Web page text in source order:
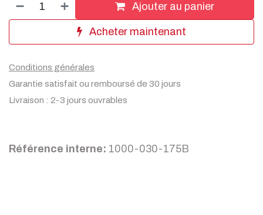
Ajouter au panier
Acheter maintenant
Conditions générales
Garantie satisfait ou remboursé de 30 jours
Livraison : 2-3 jours ouvrables
Référence interne: 1000-030-175B